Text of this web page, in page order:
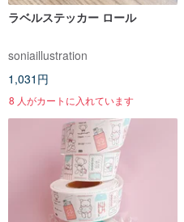
ラベルステッカー ロール
soniaillustration
1,031円
8 人がカートに入れています